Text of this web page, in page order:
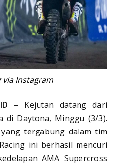
via Instagram
– Kejutan datang dari
di Daytona, Minggu (3/3).
tergabung dalam tim
ini berhasil mencuri
AMA Supercross